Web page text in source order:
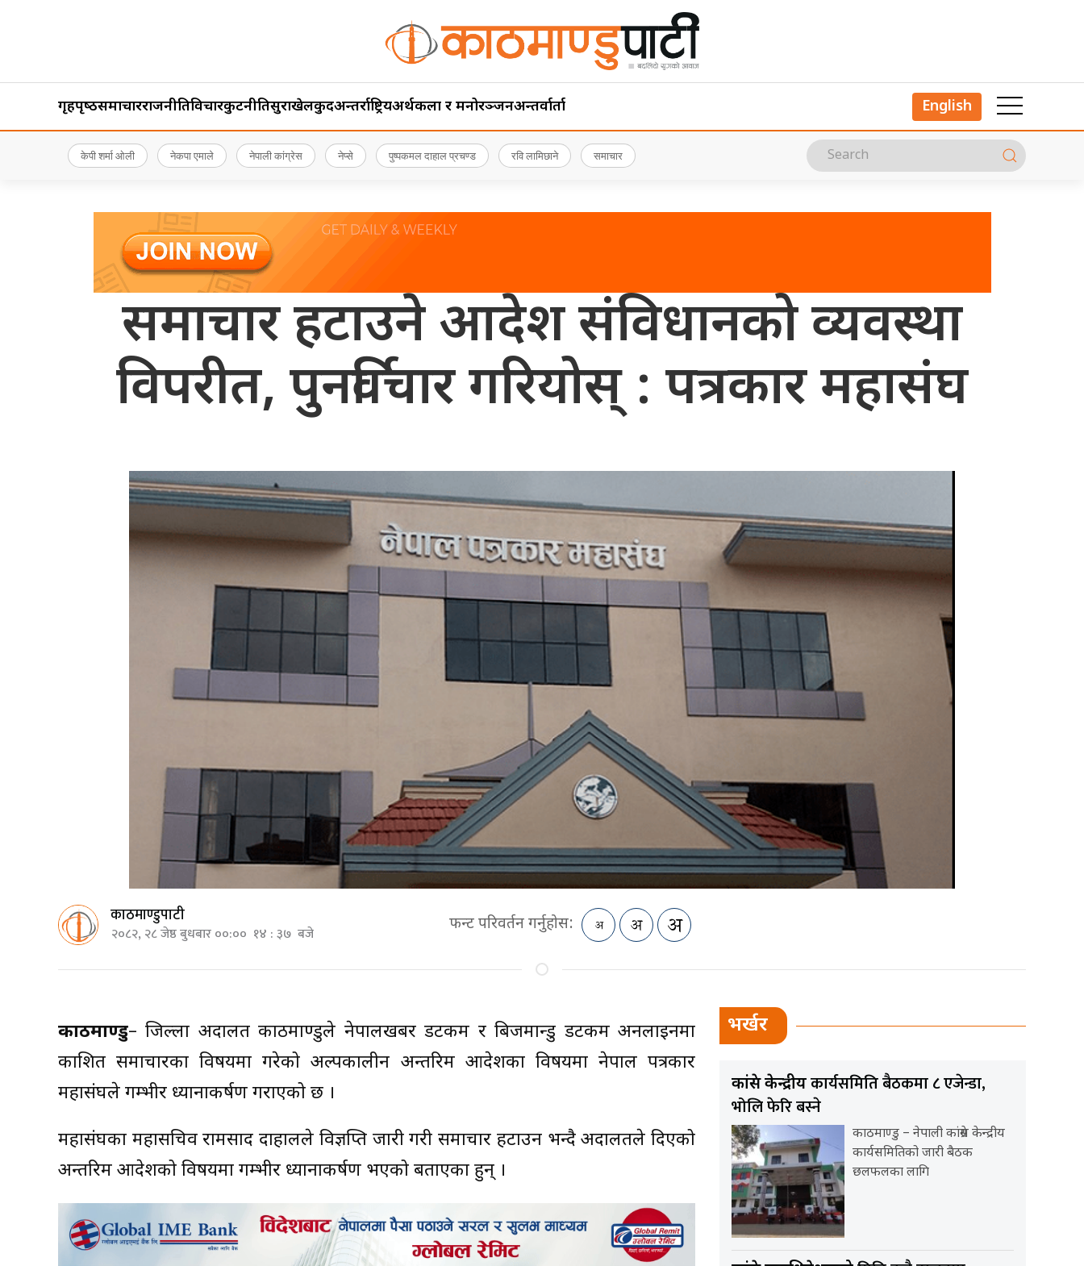
गृहपृष्‍ठसमाचारराजनीतिविचारकुटनीतिसुरक्षाखेलकुदअन्तर्राष्ट्रियअर्थकला र मनोरञ्जनअन्तर्वार्ता English
केपी शर्मा ओली नेकपा एमाले नेपाली कांग्रेस नेप्से पुष्पकमल दाहाल प्रचण्ड रवि लामिछाने समाचार
समाचार हटाउने आदेश संविधानको व्यवस्था
विपरीत, पुनर्विचार गरियोस् : पत्रकार महासंघ
काठमाण्डुपाटी
२०८२, २८ जेष्ठ बुधबार ००:०० १४ : ३७ बजे फन्ट परिवर्तन गर्नुहोस:
काठमाण्डु– जिल्ला अदालत काठमाण्डुले नेपालखबर डटकम र बिजमान्डु डटकम अनलाइनमा
प्रकाशित समाचारका विषयमा गरेको अल्पकालीन अन्तरिम आदेशका विषयमा नेपाल पत्रकार
महासंघले गम्भीर ध्यानाकर्षण गराएको छ ।
महासंघका महासचिव रामप्रसाद दाहालले विज्ञप्ति जारी गरी समाचार हटाउन भन्दै अदालतले दिएको
अन्तरिम आदेशको विषयमा गम्भीर ध्यानाकर्षण भएको बताएका हुन् ।
भर्खर
कांग्रेस केन्द्रीयकार्यसमिति बैठकमा ८ एजेन्डा,
भोलि फेरि बस्ने
काठमाण्डु – नेपाली कांग्रेस केन्द्रीय
कार्यसमितिको जारी बैठक
छलफलका लागि